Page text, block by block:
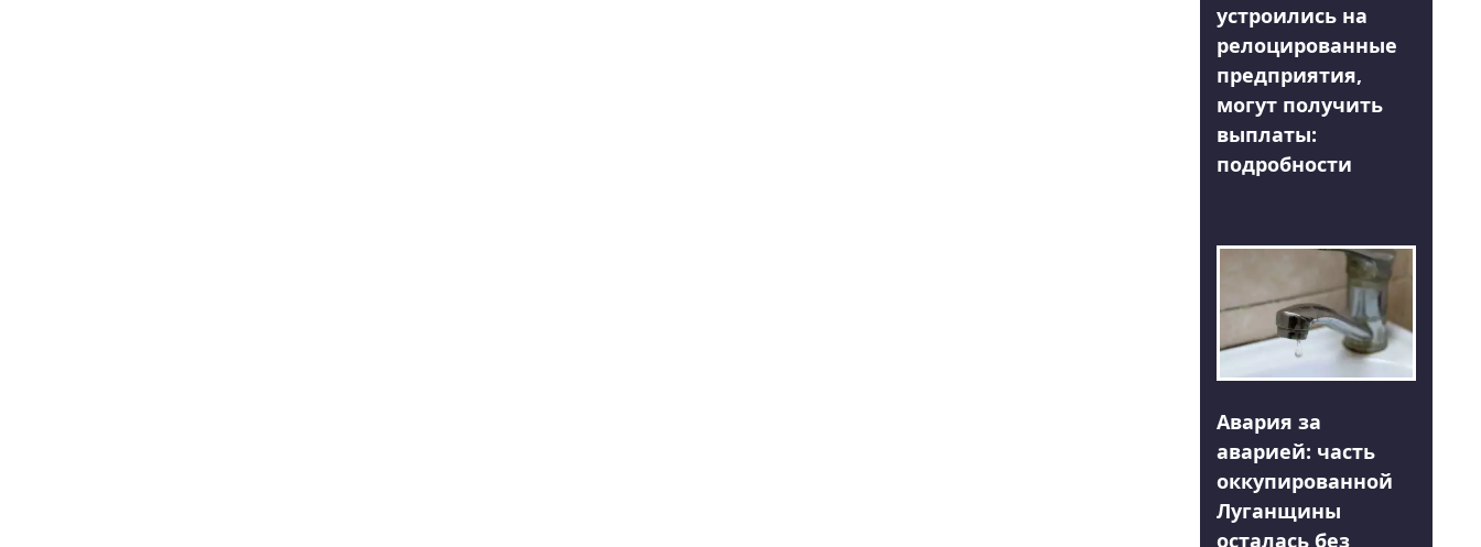
устроились на
релоцированные
предприятия,
могут получить
выплаты:
подробности
Авария за
аварией: часть
оккупированной
Луганщины
осталась без